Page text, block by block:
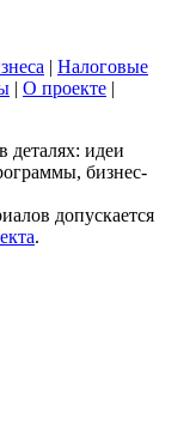
| Налоговые
| О проекте |
деталях: идеи
бизнес-
допускается
.